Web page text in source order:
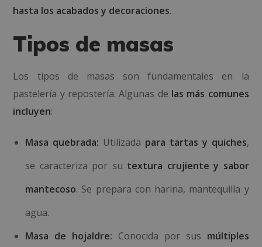
hasta los acabados y decoraciones.
Tipos de masas
Los tipos de masas son fundamentales en la
pastelería y repostería. Algunas de las más comunes
incluyen:
Masa quebrada: Utilizada para tartas y quiches,
se caracteriza por su textura crujiente y sabor
mantecoso. Se prepara con harina, mantequilla y
agua.
Masa de hojaldre: Conocida por sus múltiples